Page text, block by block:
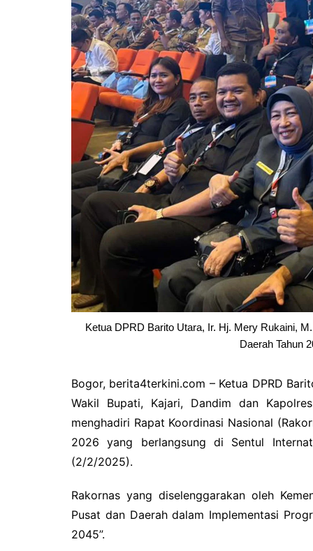
Pemkab Kapuas
Pemkab Pulpis
Pemkab Katingan
Pemkab Kobar
Pemkab Kotim
Pemkab Lamandau
Pemkab Seruyan
Pemkab Sukamara
DPRD Kapuas
DPRD Katingan
DPRD Kobar
DPRD Kotim
DPRD Lamandau
DPRD Pulang Pisau
DPRD Seruyan
DPRD Sukamara
Ketua DPRD Barito Utara, Ir. Hj. Mery Rukaini,
Daerah Tahun
Bogor, berita4terkini.com – Ketua DPRD
Wakil Bupati, Kajari, Dandim dan
menghadiri Rapat Koordinasi Nasional
2026 yang berlangsung di Sentul
(2/2/2025).
Rakornas yang diselenggarakan oleh
Pusat dan Daerah dalam Implementasi
2045”.